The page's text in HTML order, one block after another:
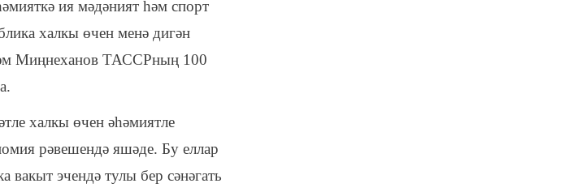
ия мәдәният һәм спорт
халкы өчен менә дигән
Миңнеханов ТАССРның 100
халкы өчен әһәмиятле
рәвешендә яшәде. Бу еллар
эчендә тулы бер сәнәгать